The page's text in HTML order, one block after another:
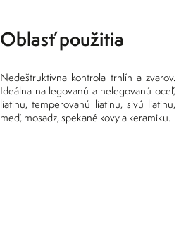
Oblasť použitia
Nedeštruktívna kontrola trhlín a zvarov.
Ideálna na legovanú a nelegovanú oceľ,
liatinu, temperovanú liatinu, sivú liatinu,
meď, mosadz, spekané kovy a keramiku.